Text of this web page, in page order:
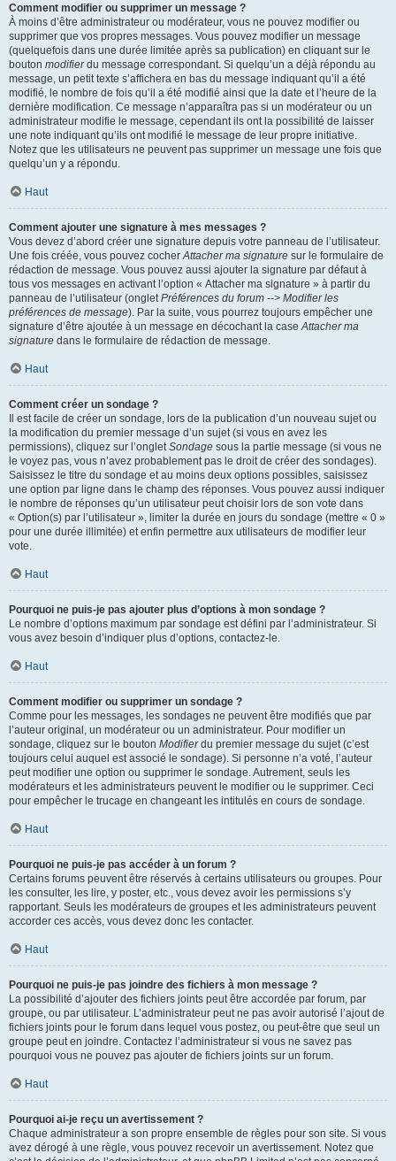
Comment modifier ou supprimer un message ?
À moins d’être administrateur ou modérateur, vous ne pouvez modifier ou
supprimer que vos propres messages. Vous pouvez modifier un message
(quelquefois dans une durée limitée après sa publication) en cliquant sur le
bouton modifierdu message correspondant. Si quelqu’un a déjà répondu au
message, un petit texte s’affichera en bas du message indiquant qu’il a été
modifié, le nombre de fois qu’il a été modifié ainsi que la date et l’heure de la
dernière modification. Ce message n’apparaîtra pas si un modérateur ou un
administrateur modifie le message, cependant ils ont la possibilité de laisser
une note indiquant qu’ils ont modifié le message de leur propre initiative.
Notez que les utilisateurs ne peuvent pas supprimer un message une fois que
quelqu’un y a répondu.
Haut
Comment ajouter une signature à mes messages ?
Vous devez d’abord créer une signature depuis votre panneau de l’utilisateur.
Une fois créée, vous pouvez cocherAttacher ma signature sur le formulaire de
rédaction de message. Vous pouvez aussi ajouter la signature par défaut à
tous vos messages en activant l’option « Attacher ma signature » à partir du
panneau de l’utilisateur (ongletPréférences du forum --> Modifier les
préférences de message). Par la suite, vous pourrez toujours empêcher une
signature d’être ajoutée à un message en décochant la caseAttacher ma
signature dans le formulaire de rédaction de message.
Haut
Comment créer un sondage ?
Il est facile de créer un sondage, lors de la publication d’un nouveau sujet ou
la modification du premier message d’un sujet (si vous en avez les
permissions), cliquez sur l’ongletSondage sous la partie message (si vous ne
le voyez pas, vous n’avez probablement pas le droit de créer des sondages).
Saisissez le titre du sondage et au moins deux options possibles, saisissez
une option par ligne dans le champ des réponses. Vous pouvez aussi indiquer
le nombre de réponses qu’un utilisateur peut choisir lors de son vote dans
« Option(s) par l’utilisateur », limiter la durée en jours du sondage (mettre « 0 »
pour une durée illimitée) et enfin permettre aux utilisateurs de modifier leur
vote.
Haut
Pourquoi ne puis-je pas ajouter plus d’options à mon sondage ?
Le nombre d’options maximum par sondage est défini par l’administrateur. Si
vous avez besoin d’indiquer plus d’options, contactez-le.
Haut
Comment modifier ou supprimer un sondage ?
Comme pour les messages, les sondages ne peuvent être modifiés que par
l’auteur original, un modérateur ou un administrateur. Pour modifier un
sondage, cliquez sur le bouton Modifierdu premier message du sujet (c’est
toujours celui auquel est associé le sondage). Si personne n’a voté, l’auteur
peut modifier une option ou supprimer le sondage. Autrement, seuls les
modérateurs et les administrateurs peuvent le modifier ou le supprimer. Ceci
pour empêcher le trucage en changeant les intitulés en cours de sondage.
Haut
Pourquoi ne puis-je pas accéder à un forum ?
Certains forums peuvent être réservés à certains utilisateurs ou groupes. Pour
les consulter, les lire, y poster, etc., vous devez avoir les permissions s’y
rapportant. Seuls les modérateurs de groupes et les administrateurs peuvent
accorder ces accès, vous devez donc les contacter.
Haut
Pourquoi ne puis-je pas joindre des fichiers à mon message ?
La possibilité d’ajouter des fichiers joints peut être accordée par forum, par
groupe, ou par utilisateur. L’administrateur peut ne pas avoir autorisé l’ajout de
fichiers joints pour le forum dans lequel vous postez, ou peut-être que seul un
groupe peut en joindre. Contactez l’administrateur si vous ne savez pas
pourquoi vous ne pouvez pas ajouter de fichiers joints sur un forum.
Haut
Pourquoi ai-je reçu un avertissement ?
Chaque administrateur a son propre ensemble de règles pour son site. Si vous
avez dérogé à une règle, vous pouvez recevoir un avertissement. Notez que